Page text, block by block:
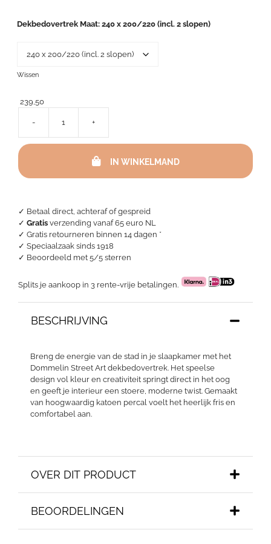
✓ Betaal direct, achteraf of gespreid
✓ Gratis verzending vanaf 65 euro NL
✓ Gratis retourneren binnen 14 dagen *
✓ Speciaalzaak sinds 1918
✓ Beoordeeld met 5/5 sterren
Splits je aankoop in 3 rente-vrije betalingen.
275,00
BESCHRIJVING
Breng de energie van de stad in je slaapkamer met het
Dommelin Street Art dekbedovertrek. Het speelse
design vol kleur en creativiteit springt direct in het oog
en geeft je interieur een stoere, moderne twist. Gemaakt
van hoogwaardig katoen percal voelt het heerlijk fris en
comfortabel aan.
OVER DIT PRODUCT
BEOORDELINGEN
Dekbedovertrek Maat 240 x 200/220 (incl. 2 slopen)
Wissen
239,50
-
percal
+
IN WINKELMAND